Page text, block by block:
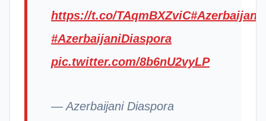
https://t.co/TAqmBXZviC#Azerbaijan
#AzerbaijaniDiaspora
pic.twitter.com/8b6nU2vyLP
— Azerbaijani Diaspora